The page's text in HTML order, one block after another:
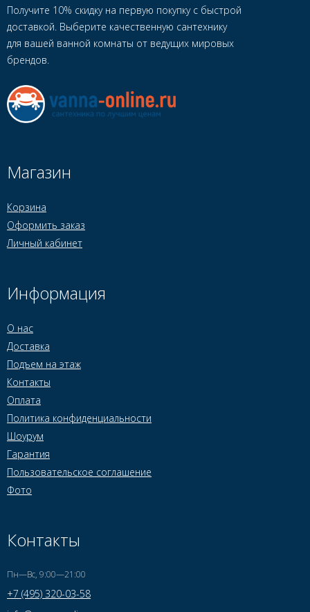
Получите 10% скидку на первую покупку с быстрой
доставкой. Выберите качественную сантехнику
для вашей ванной комнаты от ведущих мировых
брендов.
Магазин
Корзина
Оформить заказ
Личный кабинет
Информация
О нас
Доставка
Подъем на этаж
Контакты
Оплата
Политика конфиденциальности
Шоурум
Гарантия
Пользовательское соглашение
Фото
Контакты
Пн—Вс, 9:00—21:00
+7 (495) 320-03-58